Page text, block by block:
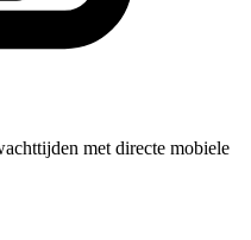
met directe mobiele